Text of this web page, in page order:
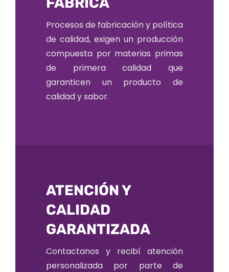
Procesos de fabricación y política
de calidad, exigen un producción
compuesta por materias primas
de primera calidad que
garanticen un producto de
calidad y sabor.
ATENCIÓN Y
CALIDAD
GARANTIZADA
Contactanos y recibí atención
personalizada por parte de